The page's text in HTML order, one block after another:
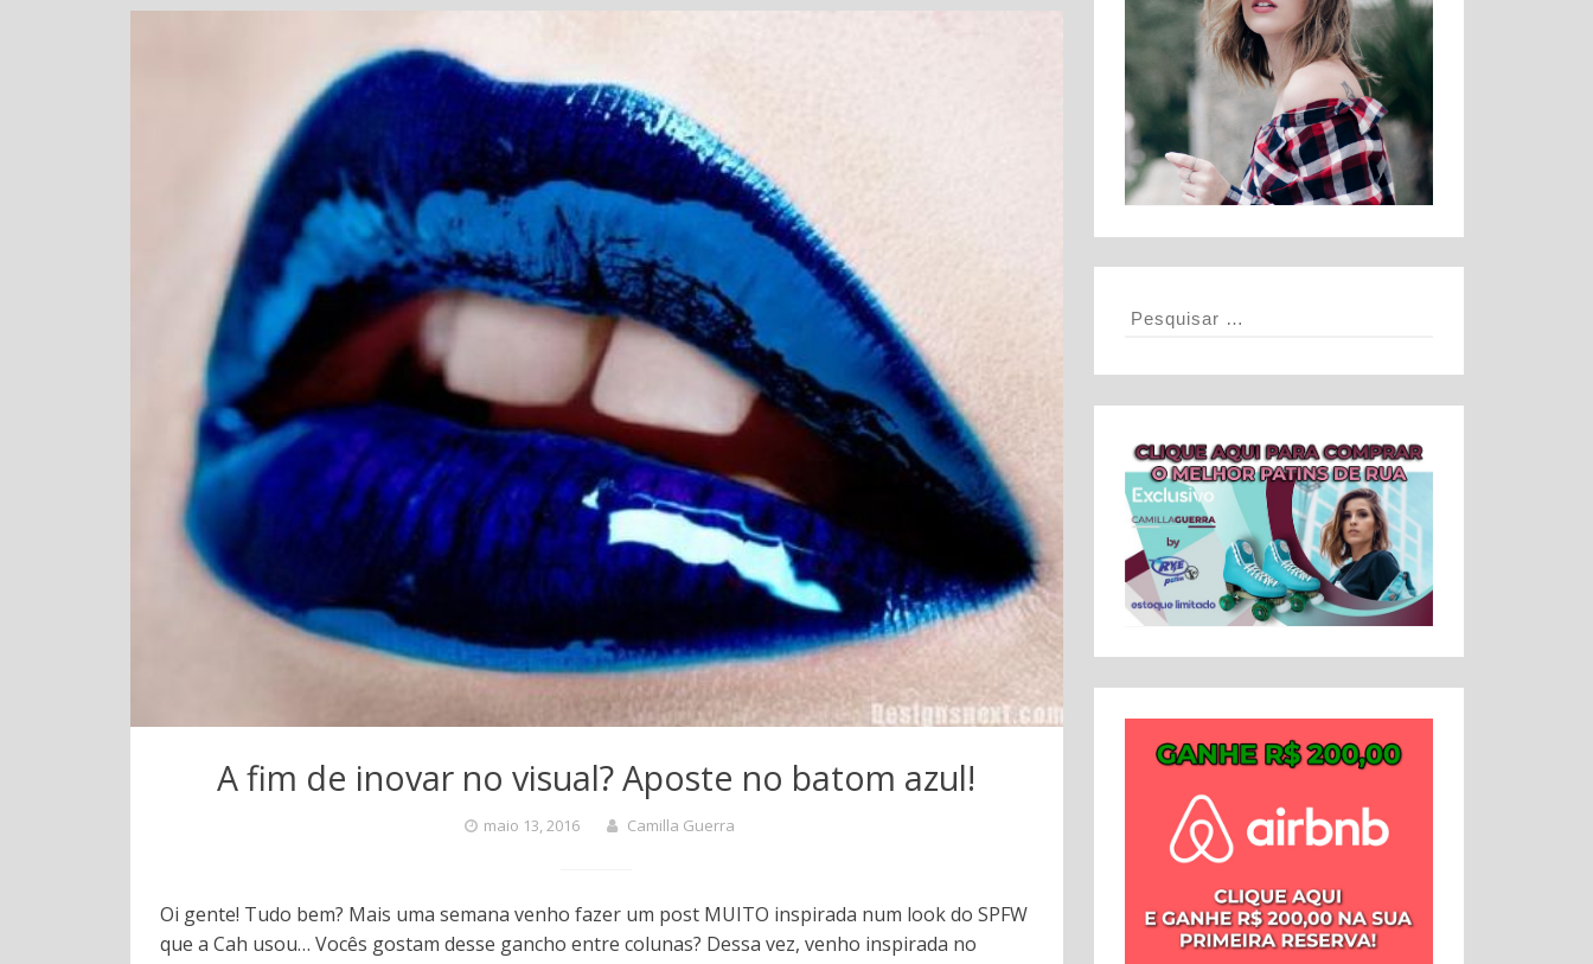
A fim de inovar no visual? Aposte no batom azul!
maio 13, 2016 Camilla Guerra
Oi gente! Tudo bem? Mais uma semana venho fazer um post MUITO inspirada num look do SPFW
que a Cah usou… Vocês gostam desse gancho entre colunas? Dessa vez, venho inspirada no